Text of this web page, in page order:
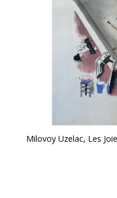
Milovoy Uzelac, Les